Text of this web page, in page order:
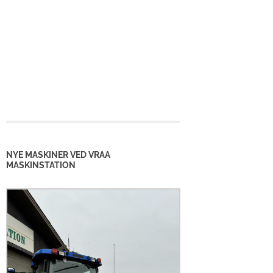
NYE MASKINER VED VRAA
MASKINSTATION